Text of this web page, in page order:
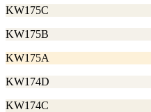
KW175C
KW175B
KW175A
KW174D
KW174C